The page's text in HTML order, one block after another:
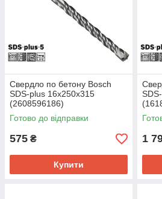
Свердло по бетону Bosch
SDS-plus 16х250х315
(2608596186)
Готово до відправки
575 ₴
Купити
1